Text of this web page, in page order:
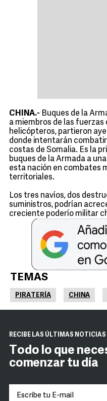
CHINA.- Buques de la
a miembros de las fuerzas
helicópteros, partieron
donde intentarán
costas de Somalia. Es la
buques de la Armada a
esta nación en combates
territoriales.
Los tres navíos, dos
suministros, podrían
creciente poderío militar
TEMAS
PIRATERÍA CHINA
RECIBE LAS ÚLTIMAS
Todo lo que
comenzar tu día